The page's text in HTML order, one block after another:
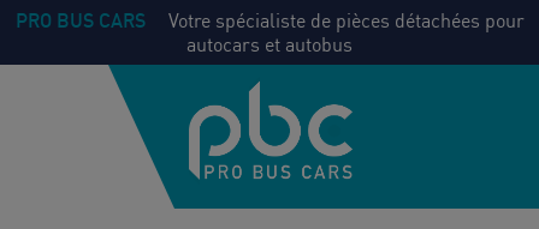
PRO BUS CARS
Votre spécialiste de pièces détachées pour
autocars et autobus
Voir
tout